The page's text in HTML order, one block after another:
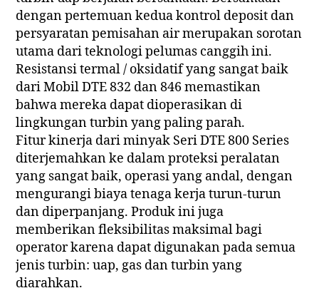
dengan pertemuan kedua kontrol deposit dan
persyaratan pemisahan air merupakan sorotan
utama dari teknologi pelumas canggih ini.
Resistansi termal / oksidatif yang sangat baik
dari Mobil DTE 832 dan 846 memastikan
bahwa mereka dapat dioperasikan di
lingkungan turbin yang paling parah.
Fitur kinerja dari minyak Seri DTE 800 Series
diterjemahkan ke dalam proteksi peralatan
yang sangat baik, operasi yang andal, dengan
mengurangi biaya tenaga kerja turun-turun
dan diperpanjang. Produk ini juga
memberikan fleksibilitas maksimal bagi
operator karena dapat digunakan pada semua
jenis turbin: uap, gas dan turbin yang
diarahkan.